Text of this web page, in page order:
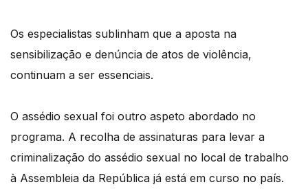
Os especialistas sublinham que a aposta na
sensibilização e denúncia de atos de violência,
continuam a ser essenciais.
O assédio sexual foi outro aspeto abordado no
programa. A recolha de assinaturas para levar a
criminalização do assédio sexual no local de trabalho
à Assembleia da República já está em curso no país.